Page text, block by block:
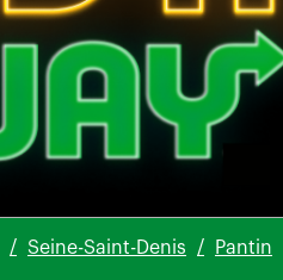
Seine-Saint-Denis Pantin